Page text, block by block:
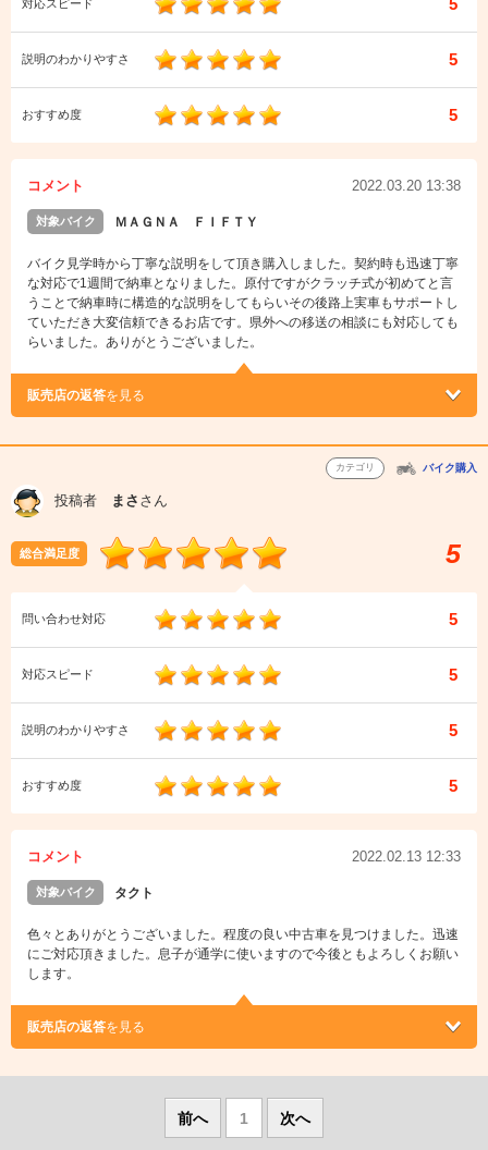
対応スピード 5
説明のわかりやすさ 5
おすすめ度 5
コメント 2022.03.20 13:38
対象バイク ＭＡＧＮＡ ＦＩＦＴＹ
バイク見学時から丁寧な説明をして頂き購入しました。契約時も迅速丁寧
な対応で1週間で納車となりました。原付ですがクラッチ式が初めてと言
うことで納車時に構造的な説明をしてもらいその後路上実車もサポートし
ていただき大変信頼できるお店です。県外への移送の相談にも対応しても
らいました。ありがとうございました。
販売店の返答を見る
カテゴリ バイク購入
投稿者 まさ さん
総合満足度 5
問い合わせ対応 5
対応スピード 5
説明のわかりやすさ 5
おすすめ度 5
コメント 2022.02.13 12:33
対象バイク タクト
色々とありがとうございました。程度の良い中古車を見つけました。迅速
にご対応頂きました。息子が通学に使いますので今後ともよろしくお願い
します。
販売店の返答を見る
前へ 1 次へ